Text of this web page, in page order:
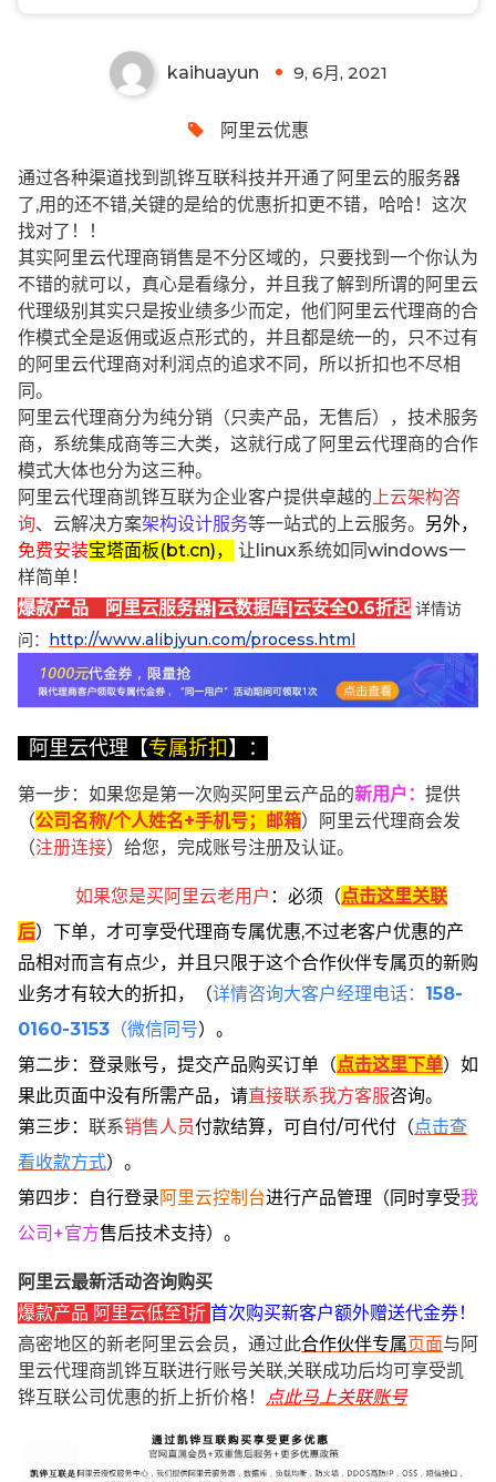
kaihuayun 9, 6月, 2021
阿里云优惠
通过各种渠道找到凯铧互联科技并开通了阿里云的服务器
了,用的还不错,关键的是给的优惠折扣更不错，哈哈！这次
找对了！！
其实阿里云代理商销售是不分区域的，只要找到一个你认为
不错的就可以，真心是看缘分，并且我了解到所谓的阿里云
代理级别其实只是按业绩多少而定，他们阿里云代理商的合
作模式全是返佣或返点形式的，并且都是统一的，只不过有
的阿里云代理商对利润点的追求不同，所以折扣也不尽相
同。
阿里云代理商分为纯分销（只卖产品，无售后），技术服务
商，系统集成商等三大类，这就行成了阿里云代理商的合作
模式大体也分为这三种。
阿里云代理商凯铧互联为企业客户提供卓越的 上云架构咨
询、云解决方案架构设计服务等一站式的上云服务。 另外，
免费安装宝塔面板(bt.cn)，
让linux系统如同windows一
样简单！
爆款产品 阿里云服务器|云数据库|云安全0.6折起 详情访
问： http://www.alibjyun.com/process.html
阿里云代理【专属折扣】：
第一步：如果您是第一次购买阿里云产品的新用户 ： 提供
（公司名称/个人姓名+手机号；邮箱）阿里云代理商会发
（注册连接）给您，完成账号注册及认证。
如果您是买阿里云老用户 ： 必须 （点击这里关联
后） 下单， 才可享受代理商专属优惠,不过老客户优惠的产
品相对而言有点少，并且只限于这个合作伙伴专属页的新购
业务才有较大的折扣，
（详情咨询大客户经理电话： 158-
0160-3153 （微信同号）。
第二步：登录账号，提交产品购买订单（点击这里下单） 如
果此页面中没有所需产品，请直接联系我方客服咨询。
第三步： 联系销售人员付款结算，可自付/可代付（点击查
看收款方式）。
第四步：自行登录阿里云控制台进行产品管理（同时享受我
公司+官方售后技术支持）。
阿里云最新活动咨询购买
爆款产品 阿里云低至1折 首次购买新客户额外赠送代金券！
高密地区的新老阿里云会员，通过此合作伙伴专属页面与阿
里云代理商凯铧互联进行账号关联,关联成功后均可享受凯
铧互联公司优惠的折上折价格！
点此马上关联账号